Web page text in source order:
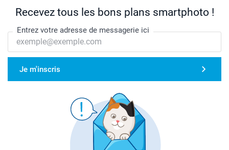
Recevez tous les bons plans smartphoto !
Entrez votre adresse de messagerie ici
Je m'inscris